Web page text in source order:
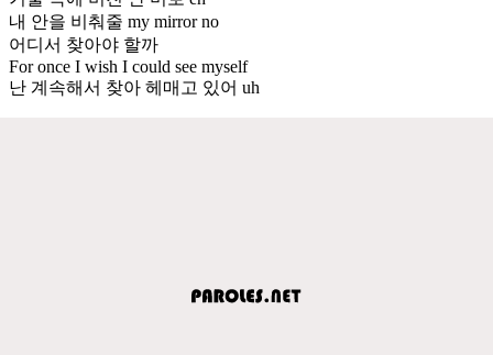
내 안을 비춰줄 my mirror no
어디서 찾아야 할까
For once I wish I could see myself
난 계속해서 찾아 헤매고 있어 uh